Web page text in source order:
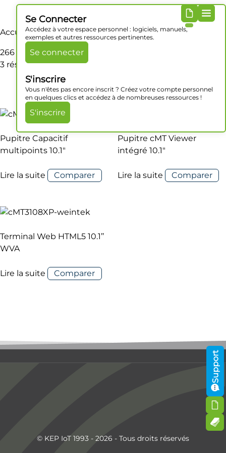
Se Connecter
Accédez à votre espace personnel : logiciels, manuels,
exemples et autres ressources pertinentes.
Se connecter
S'inscrire
Vous n'êtes pas encore inscrit ? Créez votre compte personnel
en quelques clics et accédez à de nombreuses ressources !
S'inscrire
Accueil/ Produit Dimensions / 266 x 196 x 42.7 mm
266 x 196 x 42.7 mm
3 résultats affichés
Pupitre Capacitif
multipoints 10.1″
Lire la suite Comparer
Pupitre cMT Viewer
intégré 10.1″
Lire la suite Comparer
Terminal Web HTML5 10.1’’
WVA
Lire la suite Comparer
Support
© KEP IoT 1993 - 2026 - Tous droits réservés